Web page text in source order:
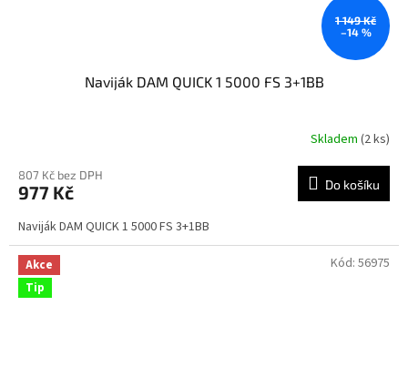
1 149 Kč
–14 %
Naviják DAM QUICK 1 5000 FS 3+1BB
Skladem (2 ks)
807 Kč bez DPH
977 Kč Do košíku
Naviják DAM QUICK 1 5000 FS 3+1BB
Akce
Tip
Kód: 56975